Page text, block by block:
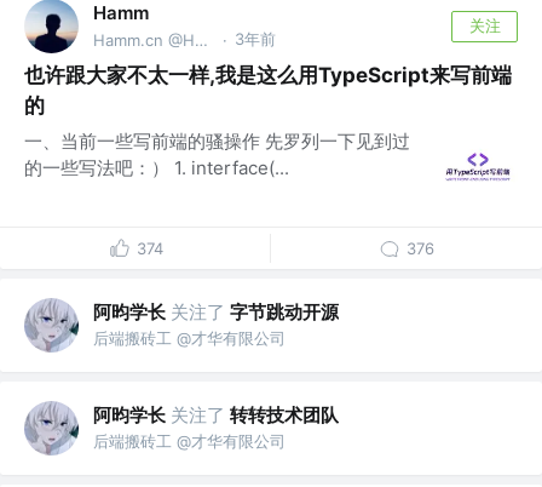
Hamm
Hamm.cn @Hamm Studio · 3年前
关注
也许跟大家不太一样,我是这么用TypeScript来写前端
的
一、当前一些写前端的骚操作 先罗列一下见到过
的一些写法吧：） 1. interface(...
374 376
阿昀学长 关注了 字节跳动开源
后端搬砖工 @才华有限公司
阿昀学长 关注了 转转技术团队
后端搬砖工 @才华有限公司